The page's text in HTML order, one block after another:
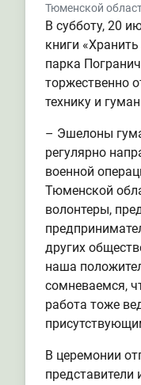
Тюменской
В субботу, 20
книги
парка
торжественно
технику и
– Эшелоны
регулярно
военной
Тюменской
волонтеры,
других
наша
сомневаемся,
работа тоже
В церемонии
представители